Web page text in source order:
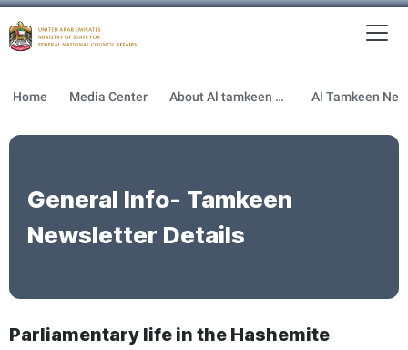
Home Media Center About Al tamkeen newsletter
General Info- Tamkeen
Newsletter Details
Parliamentary life in the Hashemite